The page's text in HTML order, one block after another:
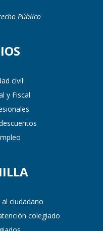
Público
civil
y Fiscal
ciudadano
colegiado